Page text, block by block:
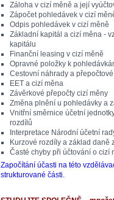
Záloha v cizí měně a její
Zápočet pohledávek v cizí
Odpis pohledávek v cizí měně
Základní kapitál a cizí měna -
kapitálu
Finanční leasing v cizí měně
Opravné položky k
Cestovní náhrady a
EET a cizí měna
Závěrkové přepočty cizí měny
Změna plnění u pohledávky a
Vnitřní směrnice účetní
rozdílů
Interpretace Národní účetní
Kurzové rozdíly a základ daně
Časté chyby při účtování o cizí
Započítání účasti na této
strukturované části.